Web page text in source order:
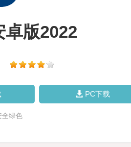
版2022
PC下载
绿色